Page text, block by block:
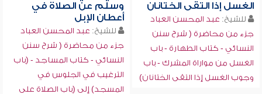
الغسل إذا التقى الختانان
للشيخ: عبد المحسن العباد
جزء من محاضرة ( شرح سنن
النسائي - كتاب الطهارة - باب
الغسل من مواراة المشرك - باب
وجوب الغسل إذا التقى الختانان)
وسلم عن الصلاة في
أعطان الإبل
للشيخ: عبد المحسن العباد
جزء من محاضرة ( شرح سنن
النسائي - كتاب المساجد - (باب
الترغيب في الجلوس في
المسجد) إلى (باب الصلاة على